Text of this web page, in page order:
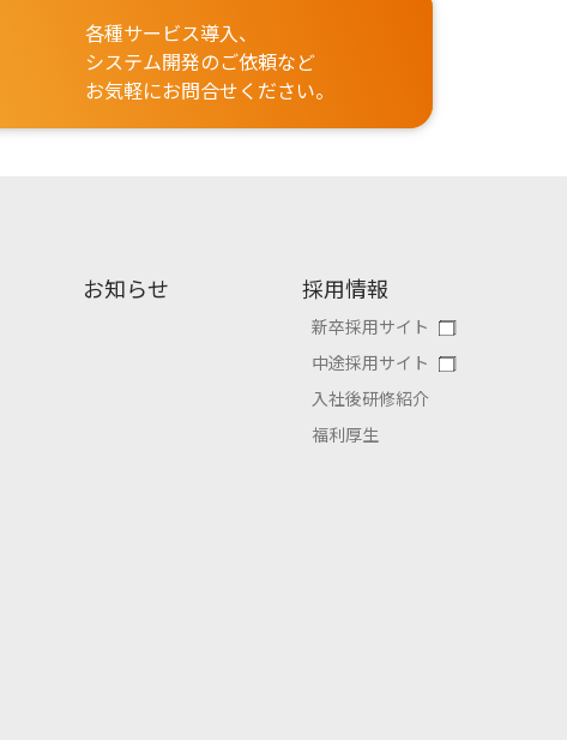
各種サービス導入、
システム開発のご依頼など
お気軽にお問合せください。
お知らせ 採用情報
新卒採用サイト
中途採用サイト
入社後研修紹介
福利厚生